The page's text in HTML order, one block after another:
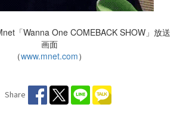
「Wanna One COMEBACK SHOW」放送
画面
（www.mnet.com）
Share